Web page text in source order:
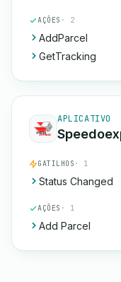
AÇÕES · 2
AddParcel
GetTracking
APLICATIVO
GATILHOS · 1
Status Changed
AÇÕES · 1
Add Parcel